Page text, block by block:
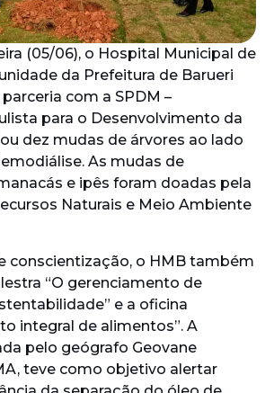
(05/06), o Hospital Municipal de
da Prefeitura de Barueri
com a SPDM –
para o Desenvolvimento da
dez mudas de árvores ao lado
As mudas de
e ipês foram doadas pela
Naturais e Meio Ambiente
conscientização, o HMB também
“O gerenciamento de
e a oficina
integral de alimentos”. A
pelo geógrafo Geovane
teve como objetivo alertar